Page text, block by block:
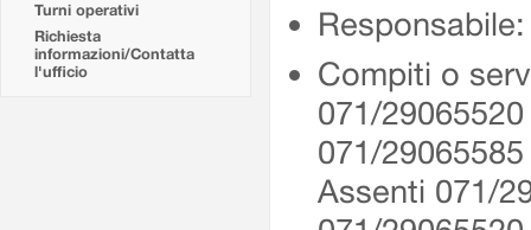
Turni operativi
Richiesta
informazioni/Contatta
l'ufficio
Compiti o
071/
071/
Assenti 071/